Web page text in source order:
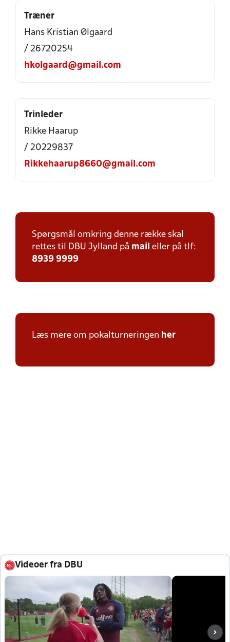
Træner
Hans Kristian Ølgaard
/ 26720254
hkolgaard@gmail.com
Trinleder
Rikke Haarup
/ 20229837
Rikkehaarup8660@gmail.com
Spørgsmål omkring denne række skal
rettes til DBU Jylland på mail eller på tlf:
8939 9999
Læs mere om pokalturneringen her
Videoer fra DBU